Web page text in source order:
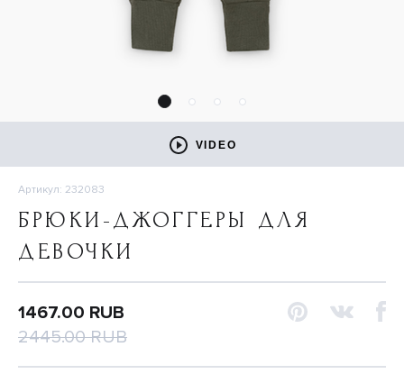
VIDEO
Артикул: 232083
БРЮКИ-ДЖОГГЕРЫ ДЛЯ
ДЕВОЧКИ
1467.00 RUB
2445.00 RUB